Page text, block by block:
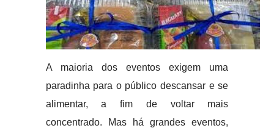
A maioria dos eventos exigem uma
paradinha para o público descansar e se
alimentar, a fim de voltar mais
concentrado. Mas há grandes eventos,